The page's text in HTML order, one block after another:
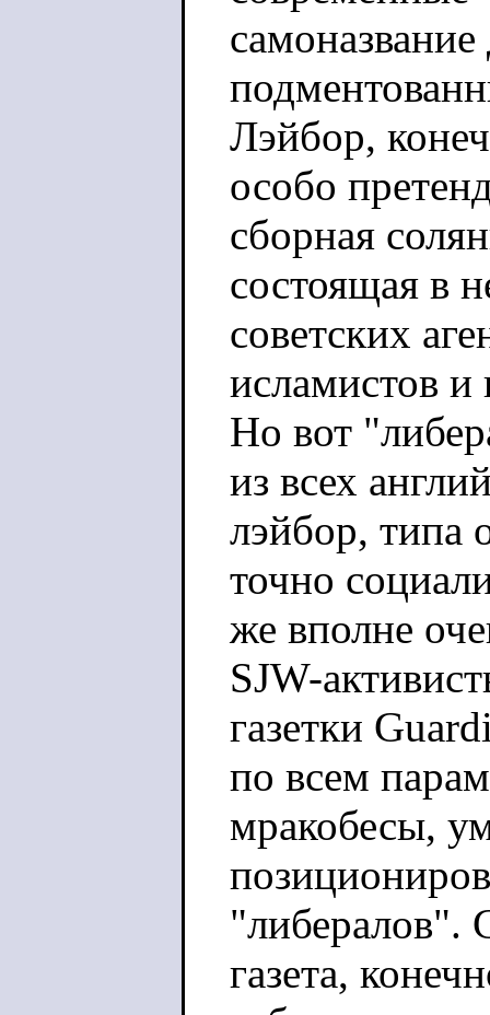
Лэйбор,
особо
сборная
состоящая в
советских
исламистов и
Но вот
из всех
лэйбор, типа
точно
же вполне
SJW-
газетки
по всем
мракобесы,
"либералов".
газета,